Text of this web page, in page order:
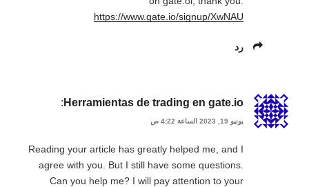
https://www.gate.io/signup/XwNAU
رد
Herramientas de trading en gate.io
:
يونيو 19, 2023 الساعة 4:22 ص
Reading your article has greatly helped me, and I
agree with you. But I still have some questions.
Can you help me? I will pay attention to your